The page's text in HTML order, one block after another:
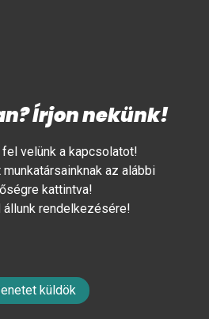
Írjon nekünk!
fel velünk a kapcsolatot!
az alábbi
kattintva!
rendelkezésére!
küldök